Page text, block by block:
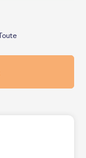
Toute